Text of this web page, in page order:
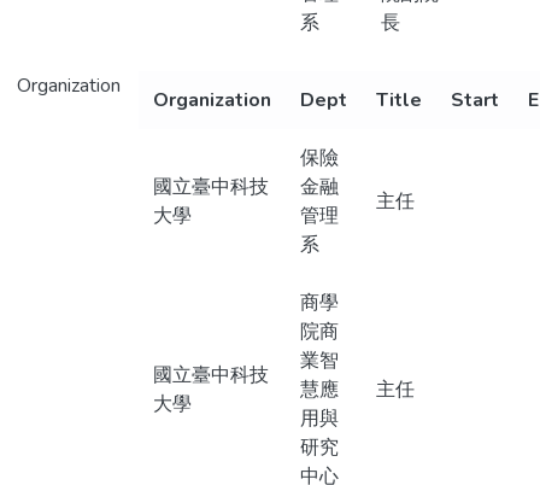
系
長
Organization
Organization Dept Title Start
國立臺中科技
大學
保險
金融
管理
系
主任
國立臺中科技
大學
商學
院商
業智
慧應
用與
研究
中心
主任